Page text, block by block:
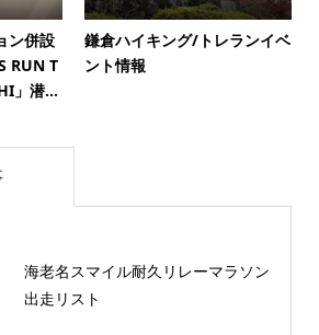
ン併設
RUN T
」潜...
鎌倉ハイキング/トレランイベ
ント情報
海老名スマイル耐久リレーマラソン
出走リスト